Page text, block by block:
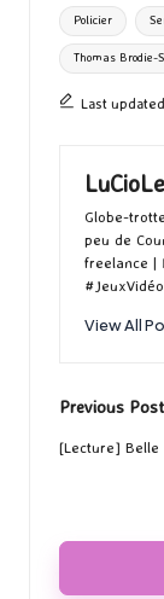
Policier
Thomas Brodie-
Last
LuCioLe
Globe-
peu de
freelance |
#JeuxVidéo
View All
Post
Previous Post
[Lecture] Belle